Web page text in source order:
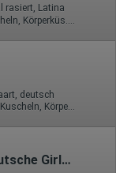
verwendet, um
Hotjar kann
die
bereitgestellte
rasiert, Latina
deutsch
69, Franz b. Ihr, BV, MFF, Schmu., Kuscheln, Körperküs., RS
Olivia Deutschland 4 Deutsche Girls (18+)